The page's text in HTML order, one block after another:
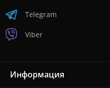
Telegram
Viber
Информация